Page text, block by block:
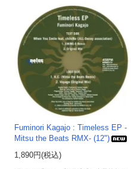
Fuminori Kagajo : Timeless EP -
Mitsu the Beats RMX- (12")
1,890円(税込)